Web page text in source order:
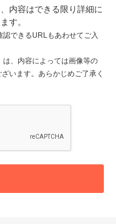
内容はできる限り詳細に
す。
認できるURLもあわせてご入
、内容によっては画像等の
います。あらかじめご了承く